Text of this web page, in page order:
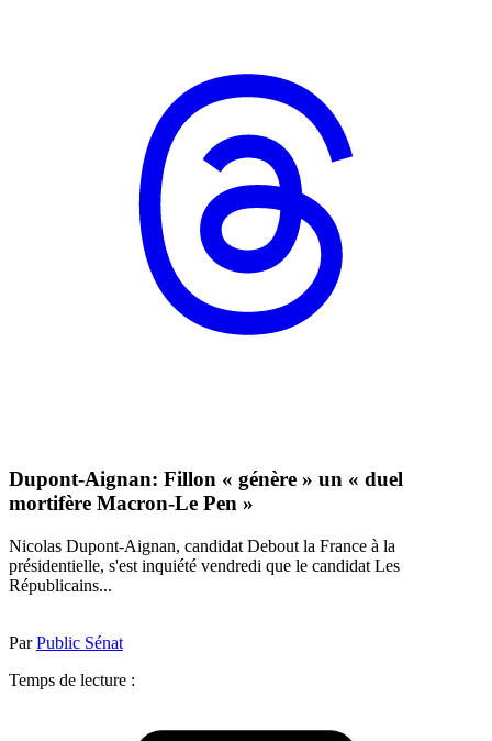
Dupont-Aignan: Fillon « génère » un « duel
mortifère Macron-Le Pen »
Nicolas Dupont-Aignan, candidat Debout la France à la
présidentielle, s'est inquiété vendredi que le candidat Les
Républicains...
ParPublic Sénat
Temps de lecture :